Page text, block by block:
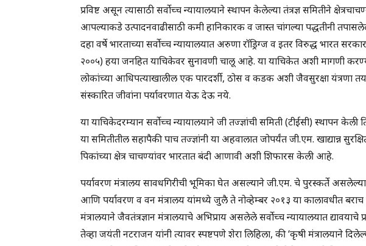
प्रविष्ट असून त्यासाठी सर्वोच्च न्यायालयाने स्थापन केलेल्या तंत्रज्ञ समितीने
आपल्याकडे उत्पादनवाढीसाठी कमी हानिकारक व जास्त चांगल्या पद्धतीनी
दहा वर्षे भारताच्या सर्वोच्च न्यायालयात अरुणा रॉड्रिग्ज व इतर विरुद्ध भारत
२००५) हया जनहित याचिकेवर सुनावणी चालू आहे. या याचिकेत अशी मागणी
लोकांच्या आधिपत्याखालील एक पारदर्शी, ठोस व कडक अशी जैवसुरक्षा यंत्रणा
संस्कारित जीवांना पर्यावरणात येऊ देऊ नये.
या याचिकेदरम्यान सर्वोच्च न्यायालयाने जी तज्ज्ञांची समिती (टीईसी) स्थापन
या समितीतील सहापैकी पाच तज्ज्ञांनी या अहवालात जोपर्यंत जी.एम. खाद्यान्न
पिकांच्या क्षेत्र चाचण्यांवर भारतात बंदी आणावी अशी शिफारस केली आहे.
पर्यावरण मंत्रालय सावधगिरीची भूमिका घेत असल्याने जी.एम. चे पुरस्कर्ते
आणि पर्यावरण व वन मंत्रालय यांमध्ये जुलै ते नोव्हेम्बर २०१३ या कालावधीत बराच
मंत्रालयाने जैवतंत्रज्ञान मंत्रालयाचे अभिप्राय असलेले सर्वोच्च न्यायालयात द्यावयाचे
तेव्हा जयंती नटराजन यांनी त्यावर स्पष्टपणे शेरा लिहिला, की ‘कृषी मंत्रालयाने